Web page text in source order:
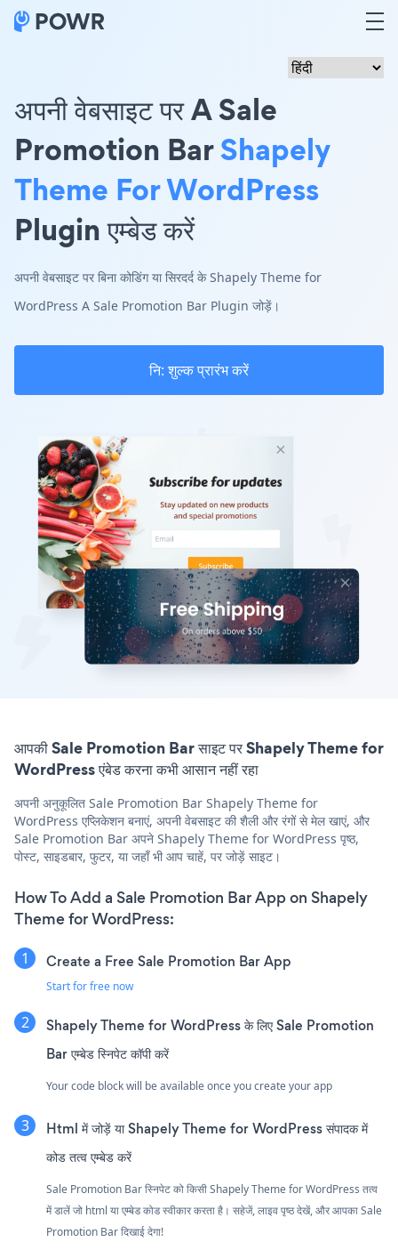
अपनी वेबसाइट पर A Sale
Promotion BarShapely
Theme For WordPress
Plugin एम्बेड करें
अपनी वेबसाइट पर बिना कोडिंग या सिरदर्द के Shapely Theme for
WordPress A Sale Promotion Bar Plugin जोड़ें।
नि: शुल्क प्रारंभ करें
आपकी Sale Promotion Bar साइट पर Shapely Theme for
WordPress एंबेड करना कभी आसान नहीं रहा
अपनी अनुकूलित Sale Promotion Bar Shapely Theme for
WordPress एप्लिकेशन बनाएं, अपनी वेबसाइट की शैली और रंगों से मेल खाएं, और
Sale Promotion Bar अपने Shapely Theme for WordPress पृष्ठ,
पोस्ट, साइडबार, फुटर, या जहाँ भी आप चाहें, पर जोड़ें साइट।
How To Add a Sale Promotion Bar App on Shapely
Theme for WordPress:
Create a Free Sale Promotion Bar App
Start for free now
Shapely Theme for WordPress के लिए Sale Promotion
Bar एम्बेड स्निपेट कॉपी करें
Your code block will be available once you create your app
Html में जोड़ें या Shapely Theme for WordPress संपादक में
कोड तत्व एम्बेड करें
Sale Promotion Bar स्निपेट को किसी Shapely Theme for WordPress तत्व
में डालें जो html या एम्बेड कोड स्वीकार करता है। सहेजें, लाइव पृष्ठ देखें, और आपका Sale
Promotion Bar दिखाई देगा!